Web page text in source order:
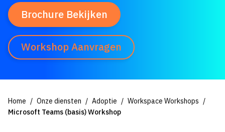
Brochure Bekijken
Workshop Aanvragen
Home Onze diensten Adoptie
Workspace Workshops
Microsoft Teams (basis) Workshop